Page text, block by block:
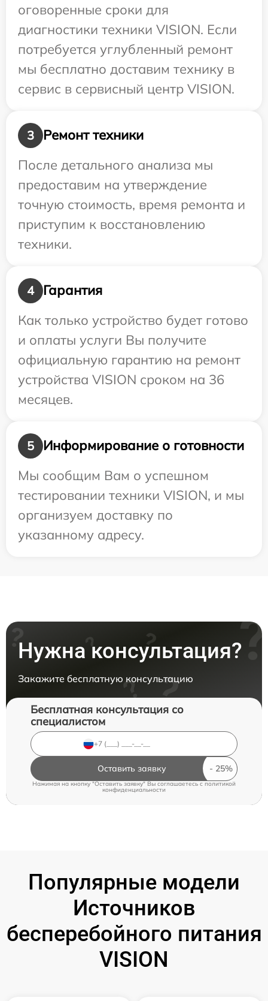
оговоренные сроки для
диагностики техники VISION. Если
потребуется углубленный ремонт
мы бесплатно доставим технику в
сервис в сервисный центр VISION.
3
Ремонт техники
После детального анализа мы
предоставим на утверждение
точную стоимость, время ремонта и
приступим к восстановлению
техники.
4
Гарантия
Как только устройство будет готово
и оплаты услуги Вы получите
официальную гарантию на ремонт
устройства VISION сроком на 36
месяцев.
5
Информирование о готовности
Мы сообщим Вам о успешном
тестировании техники VISION, и мы
организуем доставку по
указанному адресу.
Нужна консультация?
Закажите бесплатную консультацию
Бесплатная консультация со
специалистом
Оставить заявку
Нажимая на кнопку "Оставить заявку" Вы соглашаетесь cполитикой
конфиденциальности
Популярные модели
Источников
бесперебойного питания
VISION